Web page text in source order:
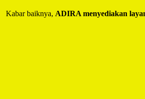
Kabar baiknya, ADIRA menyediakan